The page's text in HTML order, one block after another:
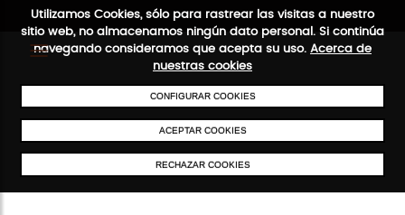
Utilizamos Cookies, sólo para rastrear las visitas a nuestro
sitio web, no almacenamos ningún dato personal. Si continúa
navegando consideramos que acepta su uso. Acerca de
nuestras cookies
CONFIGURAR COOKIES
ACEPTAR COOKIES
RECHAZAR COOKIES
ENVÍOS GRATIS A PARTIR DE 50 €PAGO SEGUROSERVICIO 48/